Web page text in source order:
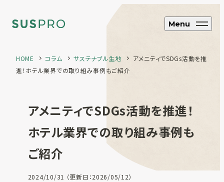
Menu
ブランド・企業向け
エコアメニティ・グッズ制作 ホテル・旅館向け
HOME コラム サステナブル生地
アメニティでSDGs活動を推
進！ホテル業界での取り組み事例もご紹介
アメニティでSDGs活動を推進！
ホテル業界での取り組み事例も
ご紹介
2024/10/31 （更新日：2026/05/12）